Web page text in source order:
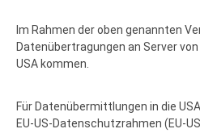
Im Rahmen der oben genannten
Datenübertragungen an Server
USA kommen.
Für Datenübermittlungen in die
EU-US-Datenschutzrahmen (EU-